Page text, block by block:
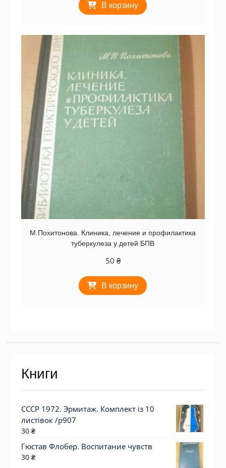
В корзину
М.Похитонова. Клиника, лечение и профилактика
туберкулеза у детей БПВ
50 ₴
В корзину
Книги
СССР 1972. Эрмитаж. Комплект із 10
листівок /р907
30 ₴
Гюстав Флобер. Воспитание чувств
30 ₴